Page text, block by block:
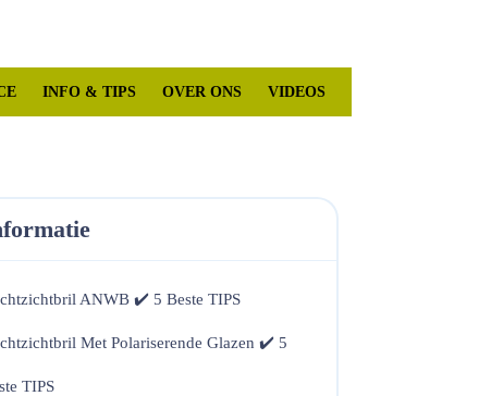
account
INFO & TIPS OVER ONS VIDEOS
ANWB ✔️ 5 Beste TIPS
Met Polariserende Glazen ✔️ 5
TIPS